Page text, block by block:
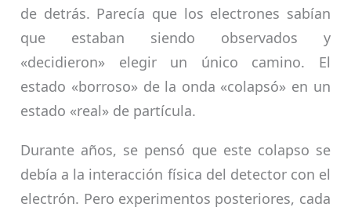
de detrás. Parecía que los electrones sabían
que estaban siendo observados y
«decidieron» elegir un único camino. El
estado «borroso» de la onda «colapsó» en un
estado «real» de partícula.
Durante años, se pensó que este colapso se
debía a la interacción física del detector con el
electrón. Pero experimentos posteriores, cada